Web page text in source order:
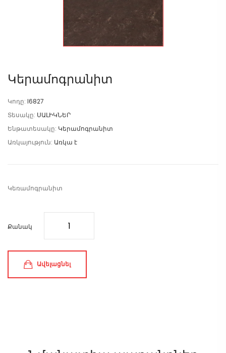
Կերամոգրանիտ
Կոդը: I6827
Տեսակը: ՍԱԼԻԿՆԵՐ
Ենթատեսակը: Կերամոգրանիտ
Առկայություն: Առկա է
Կեռամոգրանիտ
Քանակ
Ավելացնել